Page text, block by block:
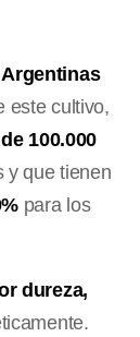
este cultivo,
100.000
y que tienen
para los
dureza,